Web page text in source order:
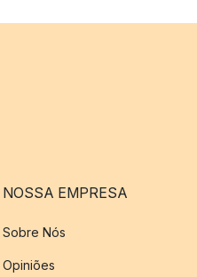
NOSSA EMPRESA
Sobre Nós
Opiniões